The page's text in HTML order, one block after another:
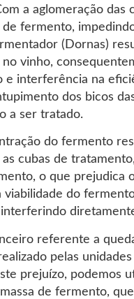
a aglomeração das
de fermento,
(Dornas)
vinho,
e interferência na
dos bicos
a ser tratado.
do fermento
cubas de
o que prejudica
viabilidade do
referente a
pelas
prejuízo, podemos
de fermento,